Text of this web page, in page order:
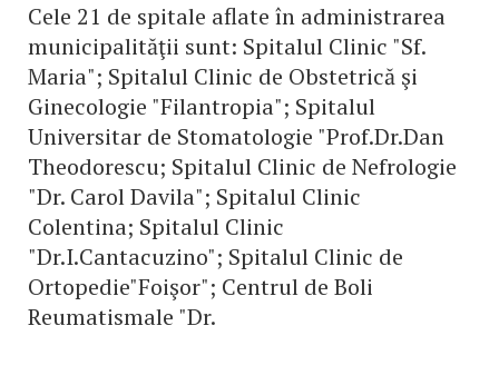
Cele 21 de spitale aflate în administrarea
municipalităţii sunt: Spitalul Clinic "Sf.
Maria"; Spitalul Clinic de Obstetrică şi
Ginecologie "Filantropia"; Spitalul
Universitar de Stomatologie "Prof.Dr.Dan
Theodorescu; Spitalul Clinic de Nefrologie
"Dr. Carol Davila"; Spitalul Clinic
Colentina; Spitalul Clinic
"Dr.I.Cantacuzino"; Spitalul Clinic de
Ortopedie"Foişor"; Centrul de Boli
Reumatismale "Dr.